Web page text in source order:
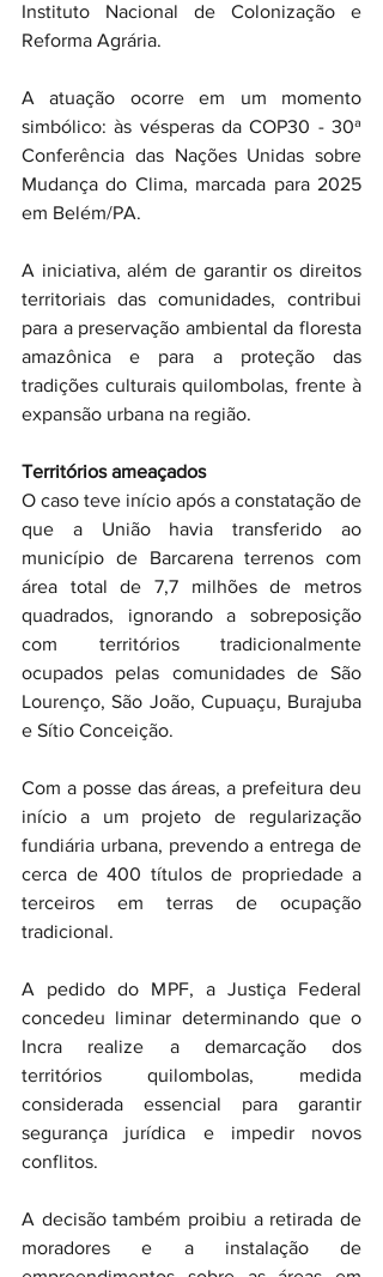
Instituto Nacional de Colonização e
Reforma Agrária.
A atuação ocorre em um momento
simbólico: às vésperas da COP30 - 30ª
Conferência das Nações Unidas sobre
Mudança do Clima, marcada para 2025
em Belém/PA.
A iniciativa, além de garantir os direitos
territoriais das comunidades, contribui
para a preservação ambiental da floresta
amazônica e para a proteção das
tradições culturais quilombolas, frente à
expansão urbana na região.
Territórios ameaçados
O caso teve início após a constatação de
que a União havia transferido ao
município de Barcarena terrenos com
área total de 7,7 milhões de metros
quadrados, ignorando a sobreposição
com territórios tradicionalmente
ocupados pelas comunidades de São
Lourenço, São João, Cupuaçu, Burajuba
e Sítio Conceição.
Com a posse das áreas, a prefeitura deu
início a um projeto de regularização
fundiária urbana, prevendo a entrega de
cerca de 400 títulos de propriedade a
terceiros em terras de ocupação
tradicional.
A pedido do MPF, a Justiça Federal
concedeu liminar determinando que o
Incra realize a demarcação dos
territórios quilombolas, medida
considerada essencial para garantir
segurança jurídica e impedir novos
conflitos.
A decisão também proibiu a retirada de
moradores e a instalação de